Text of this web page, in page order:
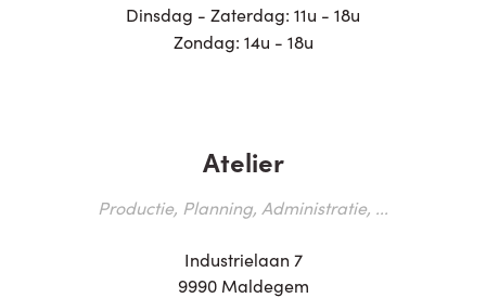
Dinsdag - Zaterdag: 11u - 18u
Zondag: 14u - 18u
Atelier
Productie, Planning, Administratie, ...
Industrielaan 7
9990 Maldegem